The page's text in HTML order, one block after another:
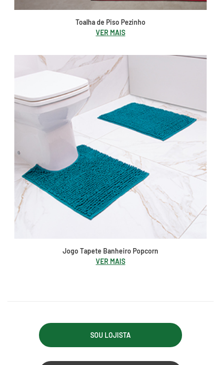
Toalha de Piso Pezinho
VER MAIS
Jogo Tapete Banheiro Popcorn
VER MAIS
SOU LOJISTA